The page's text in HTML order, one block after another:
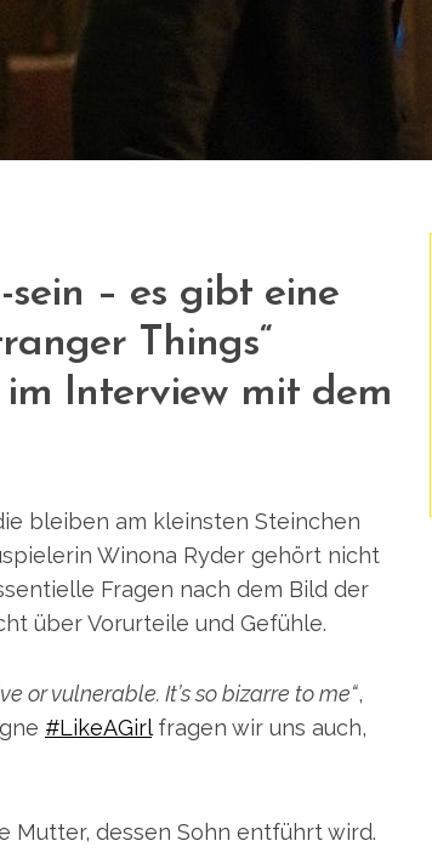
sein – es gibt eine
Things“
Interview mit dem
bleiben am kleinsten Steinchen
Winona Ryder gehört nicht
Fragen nach dem Bild der
über Vorurteile und Gefühle.
or vulnerable. It’s so bizarre to me“,
#LikeAGirlfragen wir uns auch,
Mutter, dessen Sohn entführt wird.